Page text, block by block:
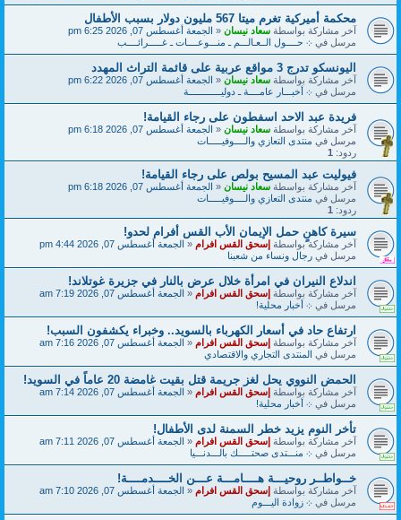
محكمة أميركية تغرم ميتا 567 مليون دولار بسبب الأطفال
آخر مشاركة بواسطةسعاد نيسان«الجمعة أغسطس 07, 2026 6:25 pm
مرسل في܀ حــــول الــعـالـــم ـ منـــوعــــات ـ غـــــرائــــب
اليونسكو تدرج 3 مواقع عربية على قائمة التراث المهدد
آخر مشاركة بواسطةسعاد نيسان«الجمعة أغسطس 07, 2026 6:22 pm
مرسل في܀ أخبـــار عامــــة ـ دوليــــــــــــة
فريدة عبد الاحد اسفطون على رجاء القيامة!
آخر مشاركة بواسطةسعاد نيسان«الجمعة أغسطس 07, 2026 6:18 pm
مرسل فيمنتدى التعازي والــــوفيـــــات
ردود: 1
فيوليت عبد المسيح بولص على رجاء القيامة!
آخر مشاركة بواسطةسعاد نيسان«الجمعة أغسطس 07, 2026 6:18 pm
مرسل فيمنتدى التعازي والــــوفيـــــات
ردود: 1
سيرة كاهنٍ حمل الإيمان الأب القس أفرام لحدو!
آخر مشاركة بواسطةإسحق القس افرام«الجمعة أغسطس 07, 2026 4:44 pm
مرسل فيرجال ونساء من شعبنا
اندلاع النيران في امرأة خلال عرض بالنار في جزيرة غوتلاند!
آخر مشاركة بواسطةإسحق القس افرام«الجمعة أغسطس 07, 2026 7:19 am
مرسل في܀ أخبار محلية!
ارتفاع حاد في أسعار الكهرباء بالسويد.. وخبراء يكشفون السبب!
آخر مشاركة بواسطةإسحق القس افرام«الجمعة أغسطس 07, 2026 7:16 am
مرسل فيالمنتدى التجاري والاقتصادي
الحمض النووي يحل لغز جريمة قتل بقيت غامضة 20 عاماً في السويد!
آخر مشاركة بواسطةإسحق القس افرام«الجمعة أغسطس 07, 2026 7:14 am
مرسل في܀ أخبار محلية!
تأخر النوم يزيد خطر السمنة لدى الأطفال!
آخر مشاركة بواسطةإسحق القس افرام«الجمعة أغسطس 07, 2026 7:11 am
مرسل في܀ منـــتدى صحتـــــك بالـــدنـــيا
خــواطــر روحيـــة هــــامـــة عـــن الخــــدمــــة!
آخر مشاركة بواسطةإسحق القس افرام«الجمعة أغسطس 07, 2026 7:10 am
مرسل في܀ زوادة اليـــوم